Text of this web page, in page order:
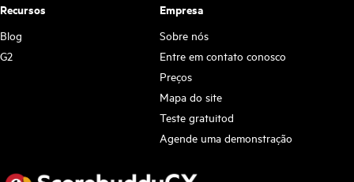
Recursos
Blog
G2
Empresa
Sobre nós
Entre em contato conosco
Preços
Mapa do site
Teste gratuitod
Agende uma demonstração